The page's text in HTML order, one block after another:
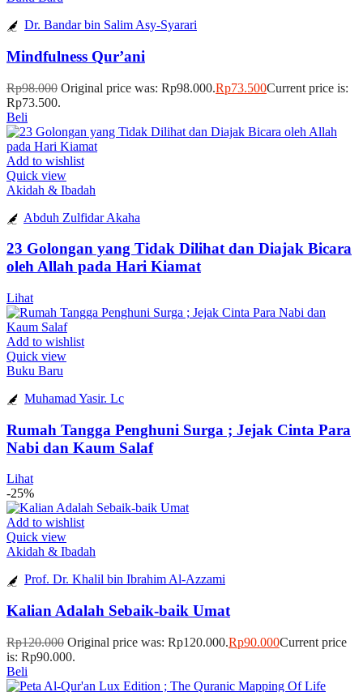
Dr. Bandar bin Salim Asy-Syarari
Mindfulness Qur’ani
Rp98.000 Original price was: Rp98.000.Rp73.500Current price is:
Rp73.500.
Beli
Add to wishlist
Quick view
Akidah & Ibadah
Abduh Zulfidar Akaha
23 Golongan yang Tidak Dilihat dan Diajak Bicara
oleh Allah pada Hari Kiamat
Lihat
Add to wishlist
Quick view
Buku Baru
Muhamad Yasir. Lc
Rumah Tangga Penghuni Surga ; Jejak Cinta Para
Nabi dan Kaum Salaf
Lihat
-25%
Add to wishlist
Quick view
Akidah & Ibadah
Prof. Dr. Khalil bin Ibrahim Al-Azzami
Kalian Adalah Sebaik-baik Umat
Rp120.000 Original price was: Rp120.000.Rp90.000Current price
is: Rp90.000.
Beli